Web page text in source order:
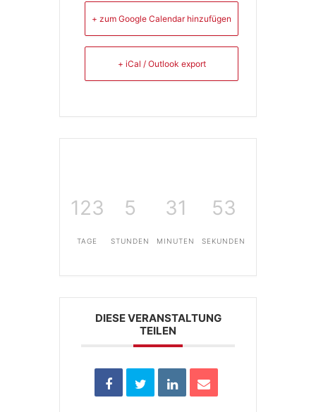
+ zum Google Calendar hinzufügen
+ iCal / Outlook export
123
TAGE
5
STUNDEN
31
MINUTEN
53
SEKUNDEN
DIESE VERANSTALTUNG
TEILEN